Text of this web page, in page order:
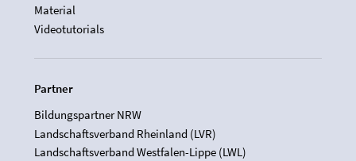
Material
Videotutorials
Partner
Bildungspartner NRW
Landschaftsverband Rheinland (LVR)
Landschaftsverband Westfalen-Lippe (LWL)